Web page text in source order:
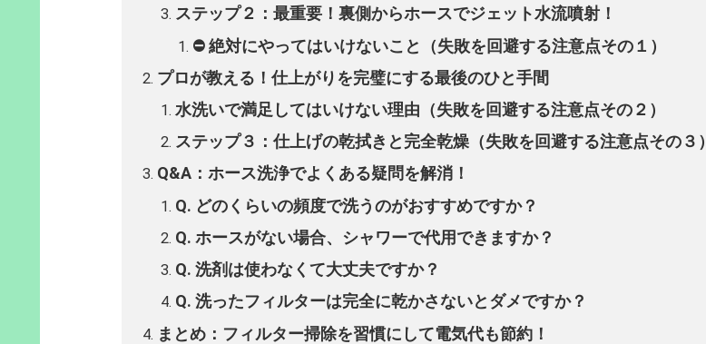
ステップ２：最重要！裏側からホースでジェット水流噴射！
⛔ 絶対にやってはいけないこと（失敗を回避する注意点その１）
プロが教える！仕上がりを完璧にする最後のひと手間
水洗いで満足してはいけない理由（失敗を回避する注意点その２）
ステップ３：仕上げの乾拭きと完全乾燥（失敗を回避する注意点その３）
Q&A：ホース洗浄でよくある疑問を解消！
Q. どのくらいの頻度で洗うのがおすすめですか？
Q. ホースがない場合、シャワーで代用できますか？
Q. 洗剤は使わなくて大丈夫ですか？
Q. 洗ったフィルターは完全に乾かさないとダメですか？
まとめ：フィルター掃除を習慣にして電気代も節約！